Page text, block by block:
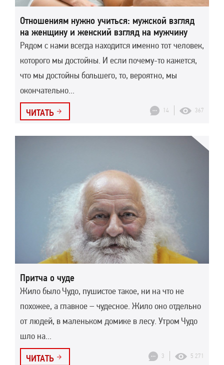
Отношениям нужно учиться: мужской взгляд
на женщину и женский взгляд на мужчину
Рядом с нами всегда находится именно тот человек,
которого мы достойны. И если почему-то кажется,
что мы достойны большего, то, вероятно, мы
окончательно...
ЧИТАТЬ 14 367
Притча о чуде
Жило было Чудо, пушистое такое, ни на что не
похожее, а главное – чудесное. Жило оно отдельно
от людей, в маленьком домике в лесу. Утром Чудо
шло на...
ЧИТАТЬ 3 5 271